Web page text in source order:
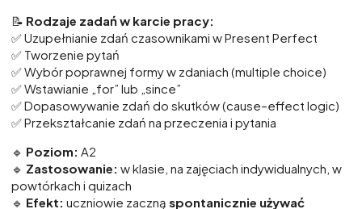
📝 Rodzaje zadań w karcie pracy:
✅ Uzupełnianie zdań czasownikami w Present Perfect
✅ Tworzenie pytań
✅ Wybór poprawnej formy w zdaniach (multiple choice)
✅ Wstawianie „for” lub „since”
✅ Dopasowywanie zdań do skutków (cause–effect logic)
✅ Przekształcanie zdań na przeczenia i pytania
🔹 Poziom: A2
🔹 Zastosowanie: w klasie, na zajęciach indywidualnych, w
powtórkach i quizach
🔹 Efekt: uczniowie zaczną spontanicznie używać